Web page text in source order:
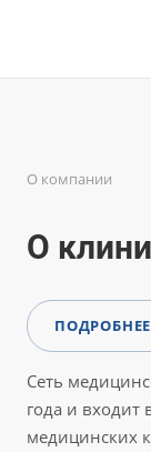
О компании
О
ПОДРОБНЕЕ
Сеть
года и
медицинских